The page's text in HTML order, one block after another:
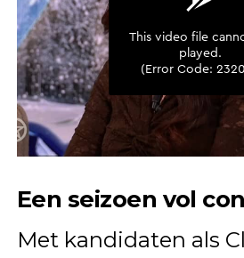
Een seizoen vol
Met kandidaten als